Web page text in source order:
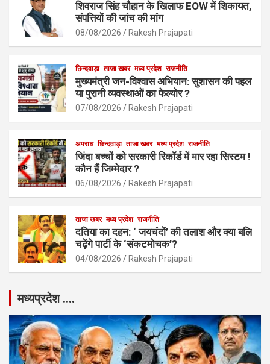
o
o
k
A
p
शिवराज सिंह चौहान के खिलाफ EOW में शिकायत,
संपत्तियों की जांच की मांग
08/08/2026 Rakesh Prajapati
छिन्दवाड़ा ताजा खबर मध्य प्रदेश राजनीति
मुख्यमंत्री जन-विश्वास अभियान: सुशासन की पहल
या पुरानी व्यवस्थाओं का फेल्योर ?
07/08/2026 Rakesh Prajapati
अपराध छिन्दवाड़ा ताजा खबर मध्य प्रदेश राजनीति
जिंदा बच्चों को सरकारी रिकॉर्ड में मार रहा सिस्टम !
कौन हैं जिम्मेदार ?
06/08/2026 Rakesh Prajapati
ताजा खबर मध्य प्रदेश राजनीति
दतिया का दहन: ‘ जयचंदों’ की तलाश और क्या बलि
चढ़ेंगे पार्टी के ‘संकटमोचक’?
04/08/2026 Rakesh Prajapati
मध्यप्रदेश ….